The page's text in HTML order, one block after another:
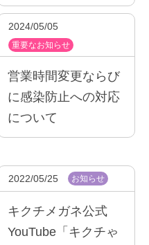
2024/05/05
重要なお知らせ
営業時間変更ならび
に感染防止への対応
について
2022/05/25 お知らせ
キクチメガネ公式
YouTube「キクチゃ